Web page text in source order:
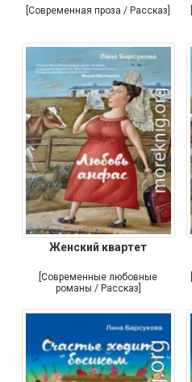
[Современная проза / Рассказ]
Женский квартет
[Современные любовные
романы / Рассказ]